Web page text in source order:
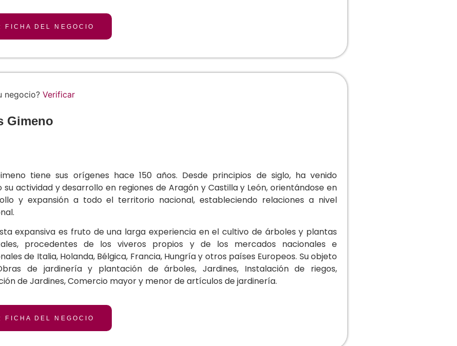
FICHA DEL NEGOCIO
negocio? Verificar
Gimeno
tiene sus orígenes hace 150 años. Desde principios de siglo, ha venido
su actividad y desarrollo en regiones de Aragón y Castilla y León, orientándose en
y expansión a todo el territorio nacional, estableciendo relaciones a nivel
expansiva es fruto de una larga experiencia en el cultivo de árboles y plantas
procedentes de los viveros propios y de los mercados nacionales e
de Italia, Holanda, Bélgica, Francia, Hungría y otros países Europeos. Su objeto
de jardinería y plantación de árboles, Jardines, Instalación de riegos,
de Jardines, Comercio mayor y menor de artículos de jardinería.
FICHA DEL NEGOCIO